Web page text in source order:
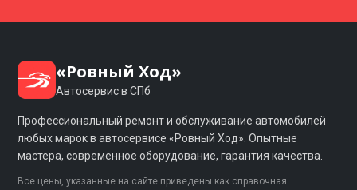
«Ровный Ход»
Автосервис в СПб
Профессиональный ремонт и обслуживание автомобилей
любых марок в автосервисе «Ровный Ход». Опытные
мастера, современное оборудование, гарантия качества.
Все цены, указанные на сайте приведены как справочная